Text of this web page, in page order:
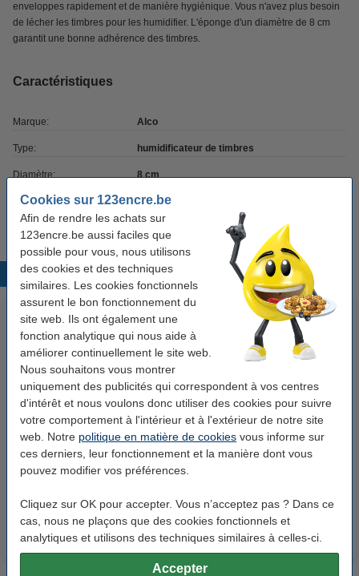
Cookies sur 123encre.be
Afin de rendre les achats sur
123encre.be aussi faciles que
possible pour vous, nous utilisons
des cookies et des techniques
similaires. Les cookies fonctionnels
assurent le bon fonctionnement du
site web. Ils ont également une
fonction analytique qui nous aide à
améliorer continuellement le site web.
Nous souhaitons vous montrer
uniquement des publicités qui correspondent à vos centres
d'intérêt et nous voulons donc utiliser des cookies pour suivre
votre comportement à l'intérieur et à l'extérieur de notre site
web. Notre politique en matière de cookies vous informe sur
ces derniers, leur fonctionnement et la manière dont vous
pouvez modifier vos préférences.
Cliquez sur OK pour accepter. Vous n’acceptez pas ? Dans ce
cas, nous ne plaçons que des cookies fonctionnels et
analytiques et utilisons des techniques similaires à celles-ci.
Accepter
enveloppes rapidement et de manière hygiénique. Vous n'avez plus besoin
de lécher les timbres pour les humidifier. L'éponge d'un diamètre de 8 cm
garantit une bonne adhérence des timbres.
Caractéristiques
Marque: Alco
Type: humidificateur de timbres
Diamètre: 8 cm
Code produit: 219157
Produits populaires
123accu Xtreme Power MN1500
Penlite piles AA 24 pièces
123encre papier d'impression 1
ramette de 500 feuilles A4 - 80
g/m²